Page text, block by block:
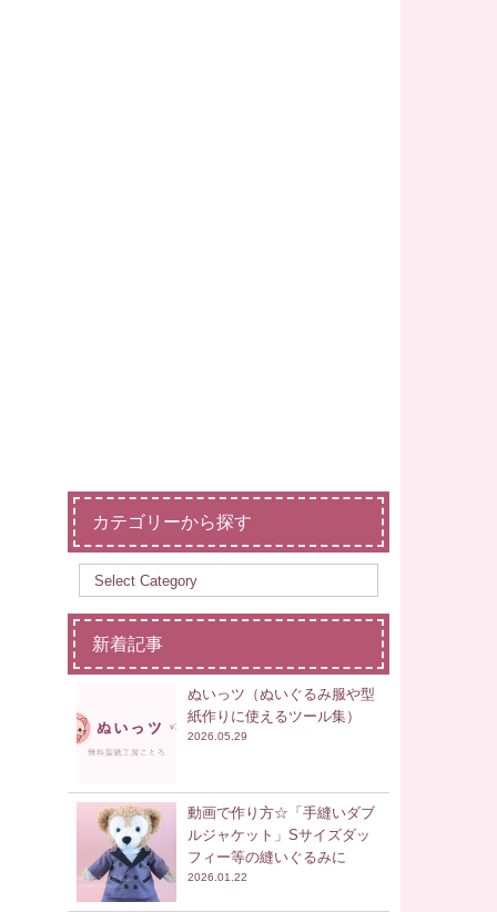
カテゴリーから探す
新着記事
ぬいっツ（ぬいぐるみ服や型
紙作りに使えるツール集）
2026.05.29
動画で作り方☆「手縫いダブ
ルジャケット」Sサイズダッ
フィー等の縫いぐるみに
2026.01.22